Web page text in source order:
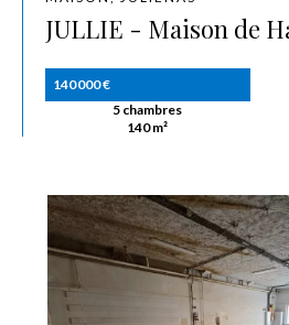
JULLIE - Maison de
140 000 €
5 chambres
140 m²